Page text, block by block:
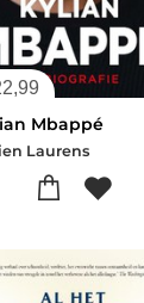
Mbappé
Laurens